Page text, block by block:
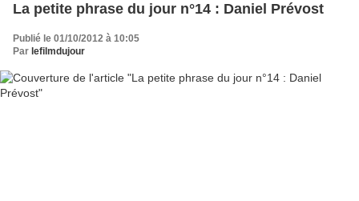
La petite phrase du jour n°14 : Daniel Prévost
Publié le 01/10/2012 à 10:05
Par lefilmdujour